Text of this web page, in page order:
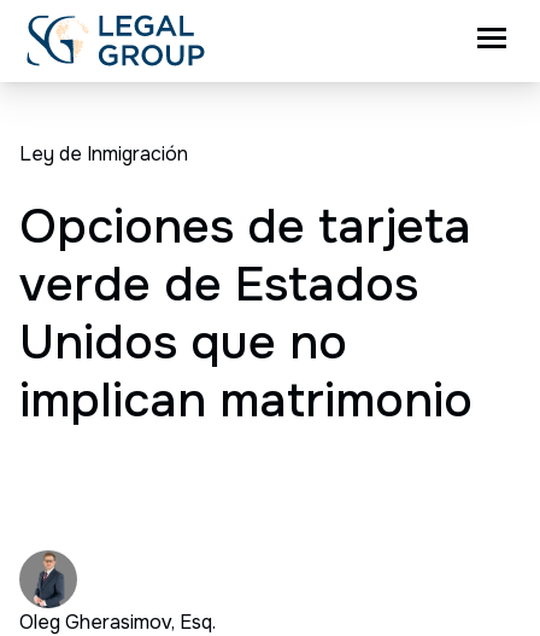
Ley de Inmigración
Opciones de tarjeta
verde de Estados
Unidos que no
implican matrimonio
Oleg Gherasimov, Esq.